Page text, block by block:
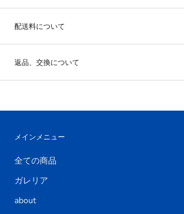
配送料について
返品、交換について
メインメニュー
全ての商品
ガレリア
about